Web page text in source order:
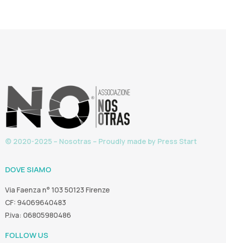
© 2020-2025 – Nosotras – Proudly made by Press Start
DOVE SIAMO
Via Faenza n° 103 50123 Firenze
CF: 94069640483
P.iva: 06805980486
FOLLOW US